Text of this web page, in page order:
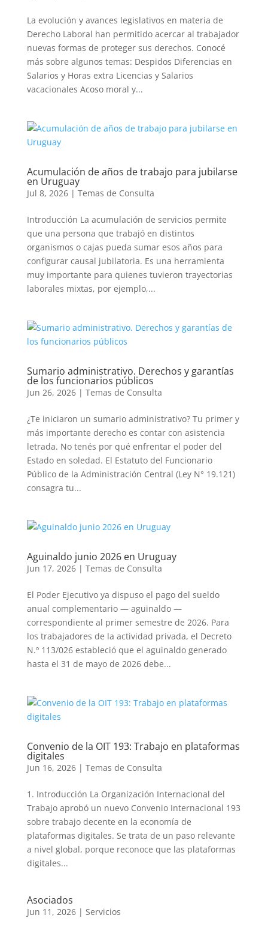
La evolución y avances legislativos en materia de
Derecho Laboral han permitido acercar al trabajador
nuevas formas de proteger sus derechos. Conocé
más sobre algunos temas: Despidos Diferencias en
Salarios y Horas extra Licencias y Salarios
vacacionales Acoso moral y...
Acumulación de años de trabajo para jubilarse
en Uruguay
Jul 8, 2026| Temas de Consulta
Introducción La acumulación de servicios permite
que una persona que trabajó en distintos
organismos o cajas pueda sumar esos años para
configurar causal jubilatoria. Es una herramienta
muy importante para quienes tuvieron trayectorias
laborales mixtas, por ejemplo,...
Sumario administrativo. Derechos y garantías
de los funcionarios públicos
Jun 26, 2026| Temas de Consulta
¿Te iniciaron un sumario administrativo? Tu primer y
más importante derecho es contar con asistencia
letrada. No tenés por qué enfrentar el poder del
Estado en soledad. El Estatuto del Funcionario
Público de la Administración Central (Ley N° 19.121)
consagra tu...
Aguinaldo junio 2026 en Uruguay
Jun 17, 2026| Temas de Consulta
El Poder Ejecutivo ya dispuso el pago del sueldo
anual complementario — aguinaldo —
correspondiente al primer semestre de 2026. Para
los trabajadores de la actividad privada, el Decreto
N.º 113/026 estableció que el aguinaldo generado
hasta el 31 de mayo de 2026 debe...
Convenio de la OIT 193: Trabajo en plataformas
digitales
Jun 16, 2026| Temas de Consulta
1. Introducción La Organización Internacional del
Trabajo aprobó un nuevo Convenio Internacional 193
sobre trabajo decente en la economía de
plataformas digitales. Se trata de un paso relevante
a nivel global, porque reconoce que las plataformas
digitales...
Asociados
Jun 11, 2026| Servicios